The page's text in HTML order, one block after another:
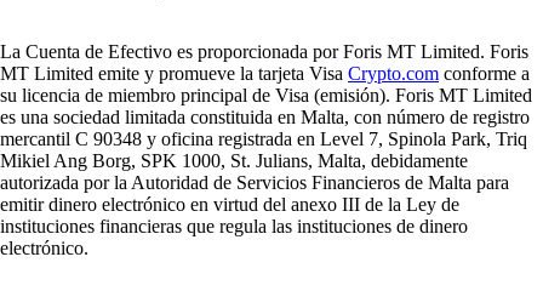
La Cuenta de Efectivo es proporcionada por Foris MT Limited. Foris
MT Limited emite y promueve la tarjeta Visa Crypto.com conforme a
su licencia de miembro principal de Visa (emisión). Foris MT Limited
es una sociedad limitada constituida en Malta, con número de registro
mercantil C 90348 y oficina registrada en Level 7, Spinola Park, Triq
Mikiel Ang Borg, SPK 1000, St. Julians, Malta, debidamente
autorizada por la Autoridad de Servicios Financieros de Malta para
emitir dinero electrónico en virtud del anexo III de la Ley de
instituciones financieras que regula las instituciones de dinero
electrónico.